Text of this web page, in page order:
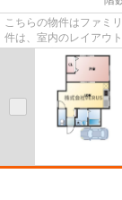
こちらの物件はファミ
件は、室内のレイアウ
利便性の高い物件です。